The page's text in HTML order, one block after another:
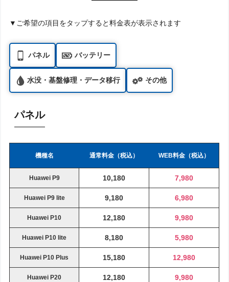
▼ご希望の項目をタップすると料金表が表示されます
パネル バッテリー
水没・基盤修理・データ移行 その他
パネル
機種名 通常料金（税込） WEB料金（税込）
Huawei P9 10,180 7,980
Huawei P9 lite 9,180 6,980
Huawei P10 12,180 9,980
Huawei P10 lite 8,180 5,980
Huawei P10 Plus 15,180 12,980
Huawei P20 12,180 9,980